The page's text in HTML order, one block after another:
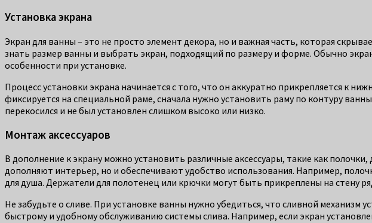
Установка экрана
Экран для ванны – это не просто элемент декора, но и важная часть, которая
знать размер ванны и выбрать экран, подходящий по размеру и форме. Обычно
особенности при установке.
Процесс установки экрана начинается с того, что он аккуратно прикрепляется к
фиксируется на специальной раме, сначала нужно установить раму по контуру
перекосился и не был установлен слишком высоко или низко.
Монтаж аксессуаров
В дополнение к экрану можно установить различные аксессуары, такие как
дополняют интерьер, но и обеспечивают удобство использования. Например,
для душа. Держатели для полотенец или крючки могут быть прикреплены на стену
Не забудьте о сливе. При установке ванны нужно убедиться, что сливной механизм
быстрому и удобному обслуживанию системы слива. Например, если экран